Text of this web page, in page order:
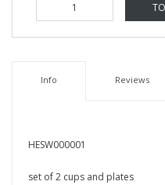
Info Reviews
HESW000001
set of 2 cups and plates